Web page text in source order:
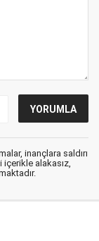
inançlara saldırı
içerikle alakasız,